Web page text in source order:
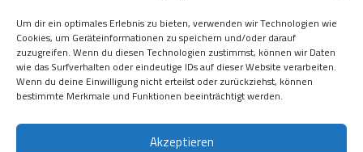
Um dir ein optimales Erlebnis zu bieten, verwenden wir Technologien wie
Cookies, um Geräteinformationen zu speichern und/oder darauf
zuzugreifen. Wenn du diesen Technologien zustimmst, können wir Daten
wie das Surfverhalten oder eindeutige IDs auf dieser Website verarbeiten.
Wenn du deine Einwilligung nicht erteilst oder zurückziehst, können
bestimmte Merkmale und Funktionen beeinträchtigt werden.
Akzeptieren
Kauf auf Rechung
Klarna
American Express